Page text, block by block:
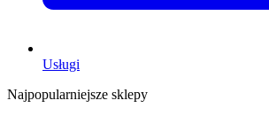
Usługi
Najpopularniejsze sklepy